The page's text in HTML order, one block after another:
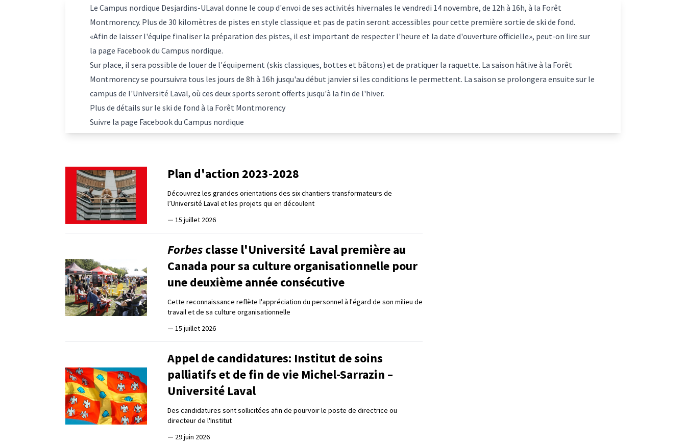
Le Campus nordique Desjardins-ULaval donne le coup d'envoi de ses activités hivernales le vendredi 14 novembre, de 12h à 16h, à la Forêt
Montmorency. Plus de 30 kilomètres de pistes en style classique et pas de patin seront accessibles pour cette première sortie de ski de fond.
«Afin de laisser l'équipe finaliser la préparation des pistes, il est important de respecter l'heure et la date d'ouverture officielle», peut-on lire sur
la page Facebook du Campus nordique.
Sur place, il sera possible de louer de l'équipement (skis classiques, bottes et bâtons) et de pratiquer la raquette. La saison hâtive à la Forêt
Montmorency se poursuivra tous les jours de 8h à 16h jusqu'au début janvier si les conditions le permettent. La saison se prolongera ensuite sur le
campus de l'Université Laval, où ces deux sports seront offerts jusqu'à la fin de l'hiver.
Plus de détails sur le ski de fond à la Forêt Montmorency
Suivre la page Facebook du Campus nordique
Plan d'action 2023-2028
Découvrez les grandes orientations des six chantiers transformateurs de
l’Université Laval et les projets qui en découlent
— 15 juillet 2026
Forbesclasse l'Université Laval première au
Canada pour sa culture organisationnelle pour
une deuxième année consécutive
Cette reconnaissance reflète l'appréciation du personnel à l'égard de son milieu de
travail et de sa culture organisationnelle
— 15 juillet 2026
Appel de candidatures: Institut de soins
palliatifs et de fin de vie Michel-Sarrazin –
Université Laval
Des candidatures sont sollicitées afin de pourvoir le poste de directrice ou
directeur de l'Institut
— 29 juin 2026